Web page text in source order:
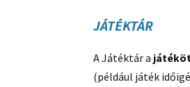
JÁTÉKTÁR
A Játéktár a
(például játék